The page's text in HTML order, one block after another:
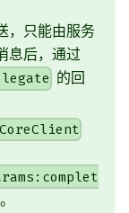
，只能由服务
息后，通过
的回